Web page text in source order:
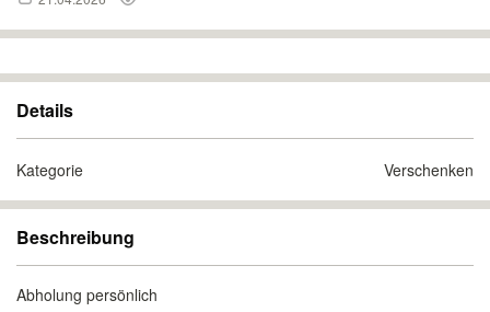
Details
Kategorie Verschenken
Beschreibung
Abholung persönlich